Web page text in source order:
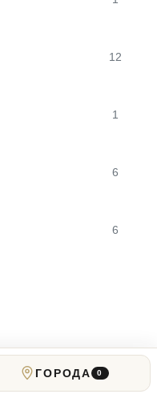
12
1
6
6
ГОРОДА 0